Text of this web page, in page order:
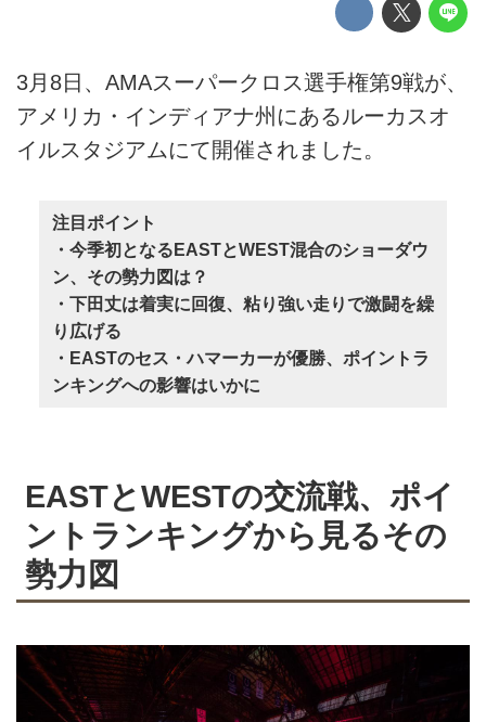
3月8日、AMAスーパークロス選手権第9戦が、
アメリカ・インディアナ州にあるルーカスオ
イルスタジアムにて開催されました。
注目ポイント
・今季初となるEASTとWEST混合のショーダウ
ン、その勢力図は？
・下田丈は着実に回復、粘り強い走りで激闘を繰
り広げる
・EASTのセス・ハマーカーが優勝、ポイントラ
ンキングへの影響はいかに
EASTとWESTの交流戦、ポイ
ントランキングから見るその
勢力図